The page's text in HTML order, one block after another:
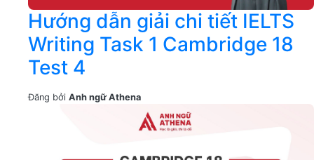
Hướng dẫn giải chi tiết IELTS
Writing Task 1 Cambridge 18
Test 4
Đăng bởi Anh ngữ Athena